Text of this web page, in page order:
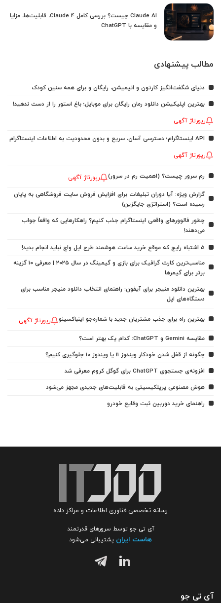
Claude AI چیست؟ بررسی کامل Claude 4، قابلیت‌ها، مزایا
و مقایسه با ChatGPT
مطالب پیشنهادی
دنیای شگفت‌انگیز کارتون و انیمیشن، رایگان و برای همه سنین کودک
بهترین اپلیکیشن دانلود رمان رایگان برای موبایل؛ باغ استور را از دست ندهید!
رپورتاژ آگهی
API اینستاگرام؛ دسترسی آسان، سریع و بدون محدودیت به اطلاعات اینستاگرام
رپورتاژ آگهی
رم سرور چیست؟ (اهمیت رم در سرور) رپورتاژ آگهی
گزارش ویژه: آیا دوران تبلیغات برای افزایش فروش سایت فروشگاهی به پایان
رسیده است؟ (استراتژی جایگزین)
چطور فالوورهای واقعی اینستاگرام جذب کنیم؟ راهکارهایی که واقعاً جواب
می‌دهند!
5 اشتباه رایج که موقع خرید ساعت هوشمند طرح اپل واچ نباید انجام بدید!
مناسب‌ترین کارت گرافیک برای بازی و گیمینگ در سال ۲۰۲۵ | معرفی ۱۰ گزینه
برتر برای گیمرها
بهترین دانلود منیجر برای آیفون: راهنمای انتخاب دانلود منیجر مناسب برای
دستگاه‌های اپل
بهترین راه برای جذب مشتریان جدید با شماره‌جو اینباکسینو رپورتاژ آگهی
مقایسه Gemini و ChatGPT: کدام یک بهتر است؟
چگونه از قفل شدن خودکار ویندوز 11 یا ویندوز 10 جلوگیری کنیم؟
افزونه‌ی جستجوی ChatGPT برای گوگل کروم معرفی شد
هوش مصنوعی پرپلکیسیتی به قابلیت‌های جدیدی مجهز می‌شود
راهنمای خرید دوربین ثبت وقایع خودرو
رسانه تخصصی فناوری اطلاعات و مراکز داده
آی تی جو توسط سرورهای قدرتمند
هاست ایران پشتیبانی می‌شود
آی تی جو